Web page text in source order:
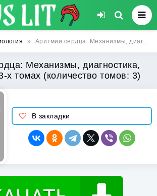
» Аритмии сердца: Механизмы, диагностика, лечение. В 3-х томах (количество томов: 3)
Механизмы, диагностика,
х томах (количество томов: 3)
В закладки